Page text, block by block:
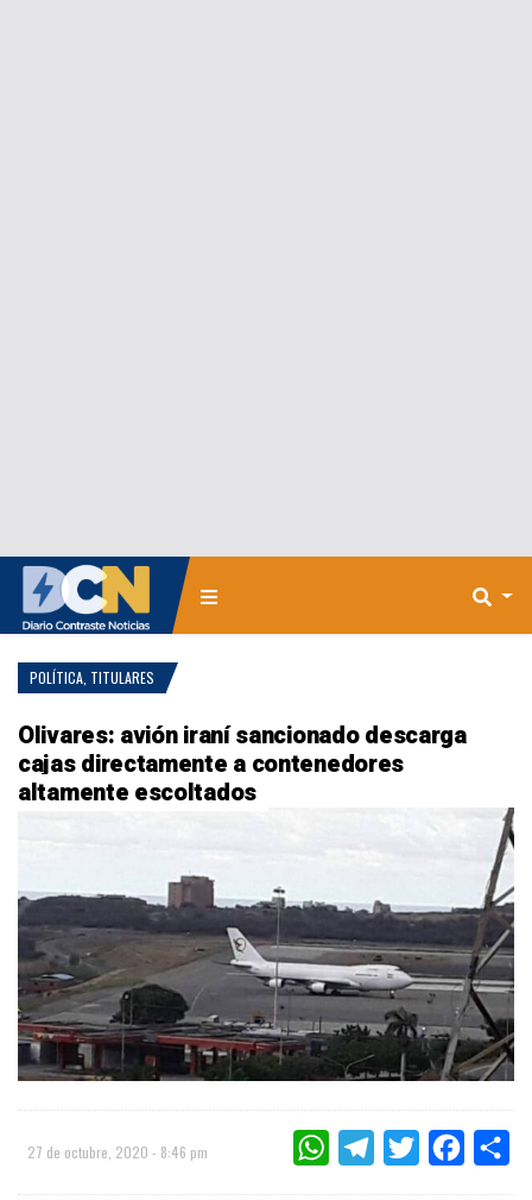
POLÍTICA TITULARES
Olivares: avión iraní sancionado descarga
cajas directamente a contenedores
altamente escoltados
27 de octubre, 2020 - 8:46 pm WHATSAPPTELEGRAMTWITTER